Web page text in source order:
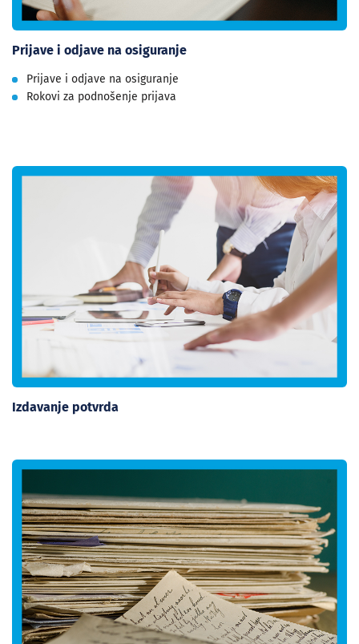
Prijave i odjave na osiguranje
Prijave i odjave na osiguranje
Rokovi za podnošenje prijava
Izdavanje potvrda